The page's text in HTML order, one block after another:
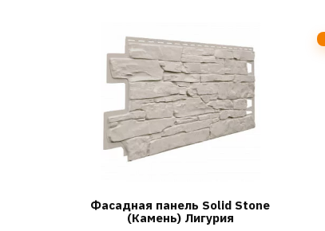
Фасадная панель Solid Stone
(Камень) Лигурия